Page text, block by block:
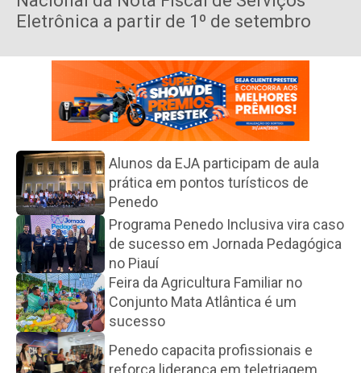
Eletrônica a partir de 1º de setembro
Alunos da EJA participam de aula
prática em pontos turísticos de
Penedo
Programa Penedo Inclusiva vira caso
de sucesso em Jornada Pedagógica
no Piauí
Feira da Agricultura Familiar no
Conjunto Mata Atlântica é um
sucesso
Penedo capacita profissionais e
reforça liderança em teletriagem